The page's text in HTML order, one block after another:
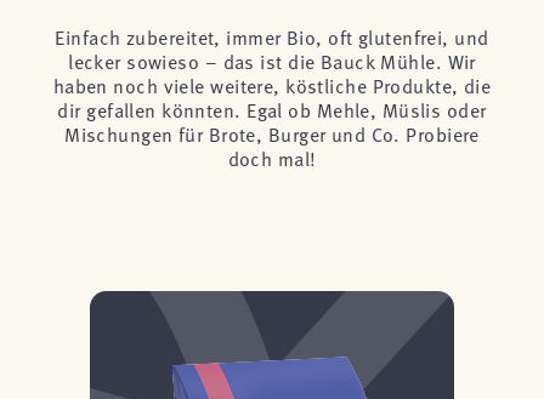
Einfach zubereitet, immer Bio, oft glutenfrei, und
lecker sowieso – das ist die Bauck Mühle. Wir
haben noch viele weitere, köstliche Produkte, die
dir gefallen könnten. Egal ob Mehle, Müslis oder
Mischungen für Brote, Burger und Co. Probiere
doch mal!